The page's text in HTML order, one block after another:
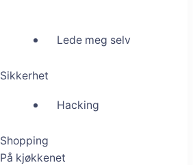
Lede meg selv
Sikkerhet
Hacking
Shopping
På kjøkkenet